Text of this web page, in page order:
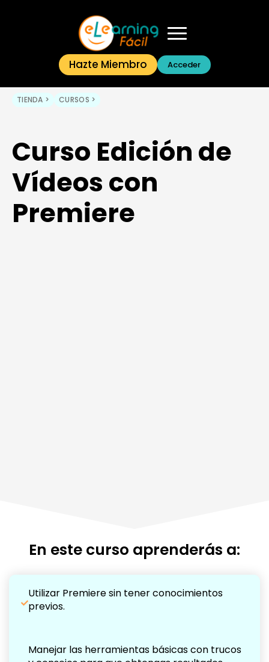
Hazte Miembro Acceder
TIENDA > CURSOS >
Curso Edición de
Vídeos con
Premiere
En este curso aprenderás a:
Utilizar Premiere sin tener conocimientos
previos.
Manejar las herramientas básicas con trucos